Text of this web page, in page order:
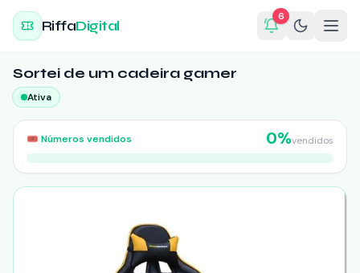
RiffaDigital
6
Sortei de um cadeira gamer
Ativa
🎟️ Números vendidos 0%vendidos